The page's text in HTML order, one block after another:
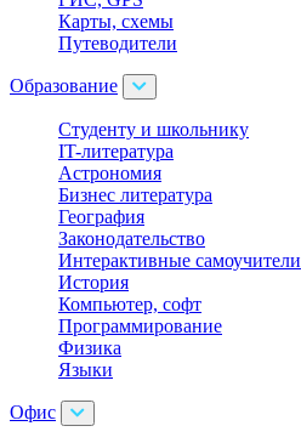
Карты, схемы
Путеводители
Образование
Cтуденту и школьнику
IT-литература
Астрономия
Бизнес литература
География
Законодательство
Интерактивные самоучители
История
Компьютер, софт
Программирование
Физика
Языки
Офис